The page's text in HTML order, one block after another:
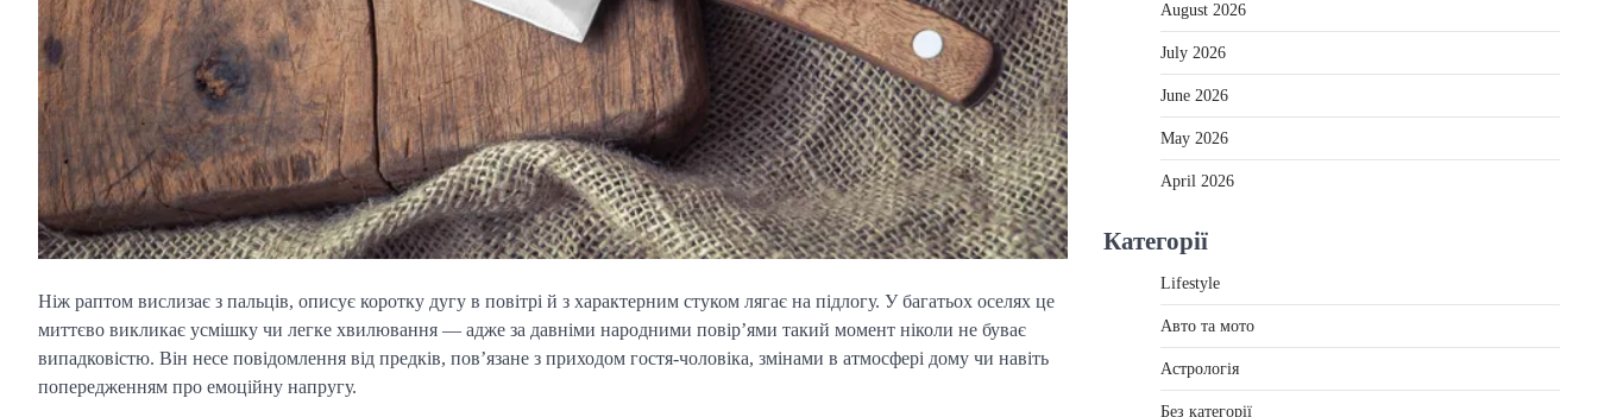
Ніж раптом вислизає з пальців, описує коротку дугу в повітрі й з характерним стуком лягає на підлогу. У багатьох оселях це
миттєво викликає усмішку чи легке хвилювання — адже за давніми народними повір’ями такий момент ніколи не буває
випадковістю. Він несе повідомлення від предків, пов’язане з приходом гостя-чоловіка, змінами в атмосфері дому чи навіть
попередженням про емоційну напругу.
August 2026
July 2026
June 2026
May 2026
April 2026
Категорії
Lifestyle
Авто та мото
Астрологія
Без категорії